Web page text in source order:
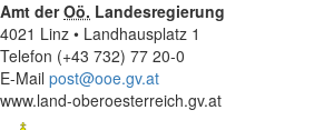
Amt derOö. Landesregierung
4021 Linz • Landhausplatz 1
Telefon (+43 732) 77 20-0
E-Mail post@ooe.gv.at
www.land-oberoesterreich.gv.at